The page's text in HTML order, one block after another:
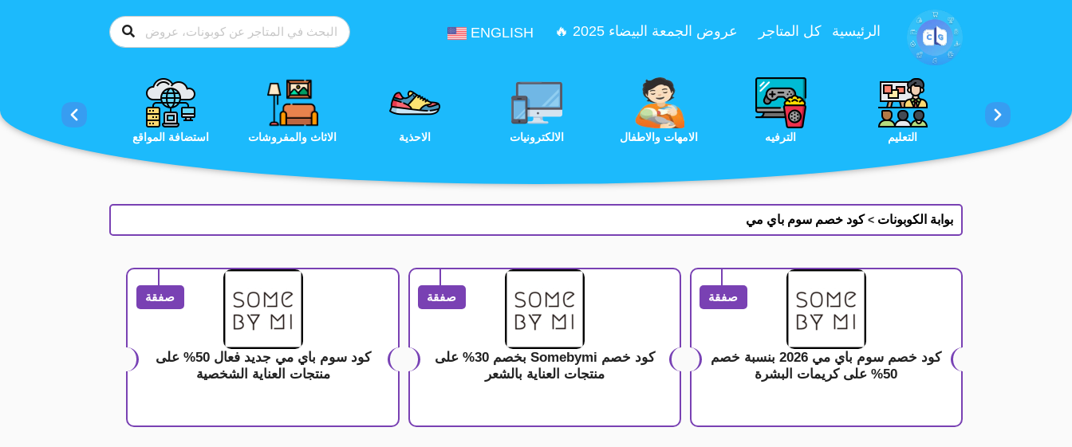
تخطي إلى المحتوى
الرئيسية كل المتاجر عروض الجمعة البيضاء 2025 🔥 ENGLISH
استضافة المواقع الاثاث والمفروشات الاحذية الالكترونيات الامهات والاطفال الترفيه التعليم الجمال والعناية الخدمات
بوابة الكوبونات > كود خصم سوم باي مي
صفقة
كود خصم سوم باي مي 2026 بنسبة خصم
50% على كريمات البشرة
صفقة
كود خصم Somebymi بخصم 30% على
منتجات العناية بالشعر
صفقة
كود سوم باي مي جديد فعال 50% على
منتجات العناية الشخصية